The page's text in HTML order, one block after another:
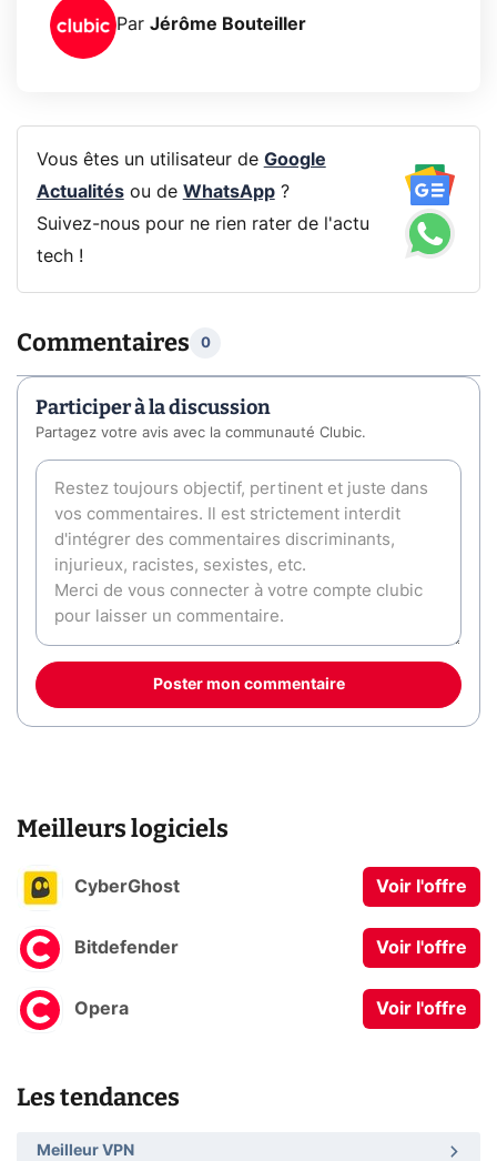
Par Jérôme Bouteiller
Vous êtes un utilisateur de Google
Actualitésou de WhatsApp?
Suivez-nous pour ne rien rater de l'actu
tech !
Commentaires 0
Participer à la discussion
Partagez votre avis avec la communauté Clubic.
Poster mon commentaire
Meilleurs logiciels
CyberGhost Voir l'offre
Bitdefender Voir l'offre
Opera Voir l'offre
Les tendances
Meilleur VPN